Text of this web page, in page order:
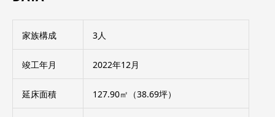
家族構成 3人
竣工年月 2022年12月
延床面積 127.90㎡（38.69坪）